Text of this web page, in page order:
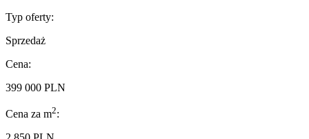
Typ oferty:
Sprzedaż
Cena:
399 000 PLN
Cena za m2: